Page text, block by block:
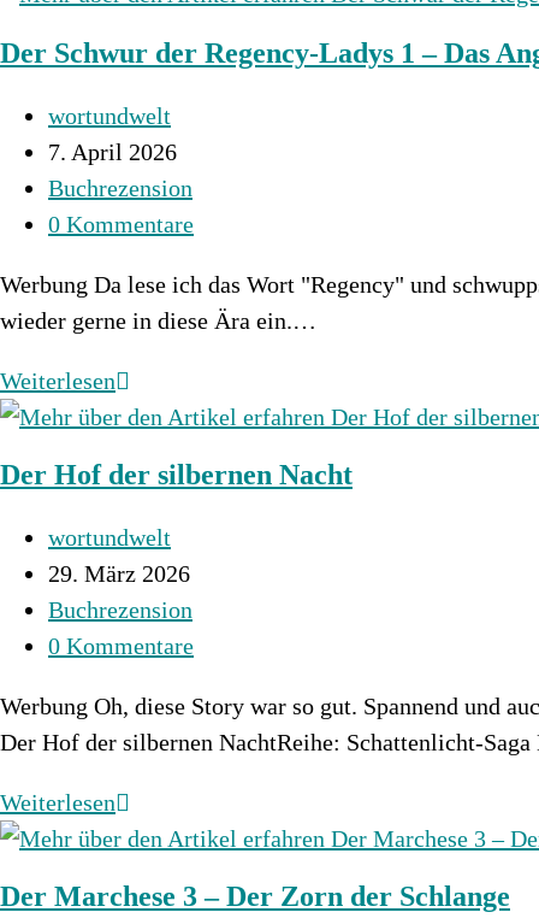
Der Schwur der Regency-Ladys 1 – Das
Beitrags-
Autor:
wortundwelt
Beitrag
veröffentlicht:
7. April 2026
Beitrags-
Kategorie:
Buchrezension
Beitrags-
0 Kommentare
Werbung Da lese ich das Wort "Regency" und
wieder gerne in diese Ära ein.…
WeiterlesenDer
Schwur
Regency-
Ladys
des
Earls
Der Hof der silbernen Nacht
Beitrags-
Autor:
wortundwelt
Beitrag
veröffentlicht:
29. März 2026
Beitrags-
Kategorie:
Buchrezension
Beitrags-
0 Kommentare
Werbung Oh, diese Story war so gut. Spannend und
Der Hof der silbernen NachtReihe: Schattenlicht-
WeiterlesenDer
Hof
silbernen
Der Marchese 3 – Der Zorn der Schlange